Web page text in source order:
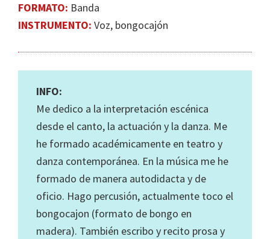
FORMATO: Banda
INSTRUMENTO: Voz, bongocajón
INFO:
Me dedico a la interpretación escénica
desde el canto, la actuación y la danza. Me
he formado académicamente en teatro y
danza contemporánea. En la música me he
formado de manera autodidacta y de
oficio. Hago percusión, actualmente toco el
bongocajon (formato de bongo en
madera). También escribo y recito prosa y